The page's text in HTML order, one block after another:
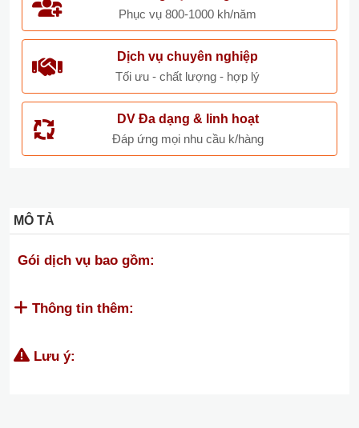
Phục vụ 800-1000 kh/năm
Dịch vụ chuyên nghiệp
Tối ưu - chất lượng - hợp lý
DV Đa dạng & linh hoạt
Đáp ứng mọi nhu cầu k/hàng
MÔ TẢ
Gói dịch vụ bao gồm:
Thông tin thêm:
Lưu ý: